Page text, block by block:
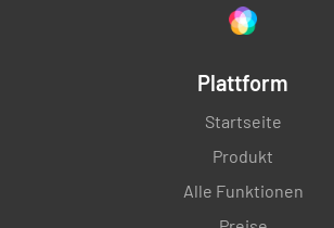
Plattform
Startseite
Produkt
Alle Funktionen